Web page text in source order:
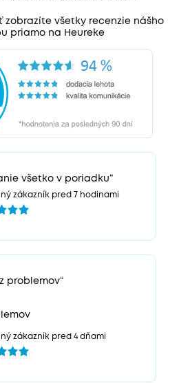
zobrazíte všetky recenzie nášho
priamo na Heureke
všetko v poriadku“
zákazník pred 7 hodinami
problemov“
zákazník pred 4 dňami